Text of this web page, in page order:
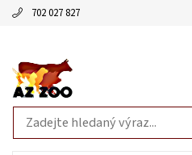
702 027 827